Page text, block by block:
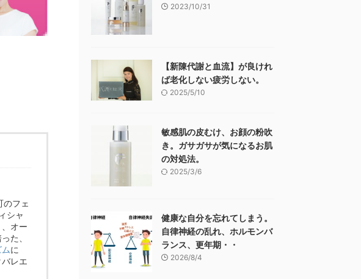
フェ
シャ
オー
た、
に
レエ
2023/10/31
【新陳代謝と血流】が良けれ
ば老化しない疲労しない。
2025/5/10
敏感肌の皮むけ、お顔の粉吹
き。ガサガサが気になるお肌
の対処法。
2025/3/6
健康な自分を忘れてしまう。
自律神経の乱れ、ホルモンバ
ランス、更年期・・
2026/8/4